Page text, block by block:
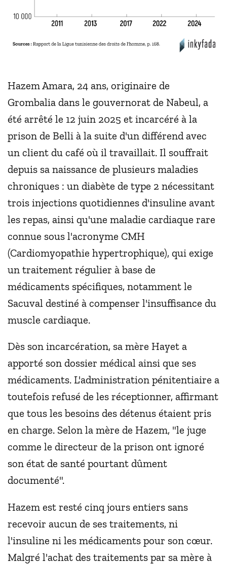
Hazem Amara, 24 ans, originaire de
Grombalia dans le gouvernorat de Nabeul, a
été arrêté le 12 juin 2025 et incarcéré à la
prison de Belli à la suite d'un différend avec
un client du café où il travaillait. Il souffrait
depuis sa naissance de plusieurs maladies
chroniques : un diabète de type 2 nécessitant
trois injections quotidiennes d'insuline avant
les repas, ainsi qu'une maladie cardiaque rare
connue sous l'acronyme CMH
(Cardiomyopathie hypertrophique), qui exige
un traitement régulier à base de
médicaments spécifiques, notamment le
Sacuval destiné à compenser l'insuffisance du
muscle cardiaque.
Dès son incarcération, sa mère Hayet a
apporté son dossier médical ainsi que ses
médicaments. L'administration pénitentiaire a
toutefois refusé de les réceptionner, affirmant
que tous les besoins des détenus étaient pris
en charge. Selon la mère de Hazem, "le juge
comme le directeur de la prison ont ignoré
son état de santé pourtant dûment
documenté".
Hazem est resté cinq jours entiers sans
recevoir aucun de ses traitements, ni
l'insuline ni les médicaments pour son cœur.
Malgré l'achat des traitements par sa mère à